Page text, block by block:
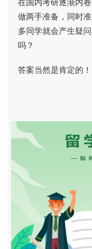
做两手准备，同时
多同学就会产生疑
吗？
答案当然是肯定的！